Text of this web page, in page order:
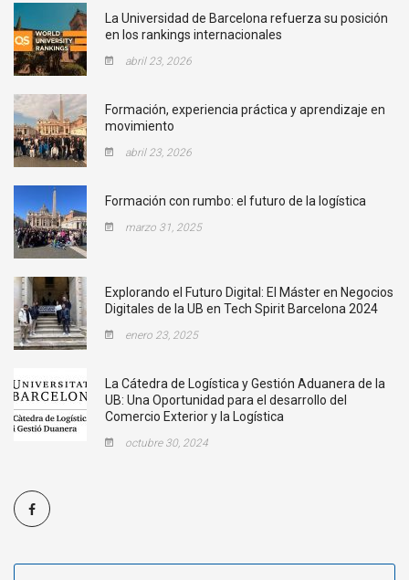
La Universidad de Barcelona refuerza su posición
en los rankings internacionales
abril 23, 2026
Formación, experiencia práctica y aprendizaje en
movimiento
abril 23, 2026
Formación con rumbo: el futuro de la logística
marzo 31, 2025
Explorando el Futuro Digital: El Máster en Negocios
Digitales de la UB en Tech Spirit Barcelona 2024
enero 23, 2025
La Cátedra de Logística y Gestión Aduanera de la
UB: Una Oportunidad para el desarrollo del
Comercio Exterior y la Logística
octubre 30, 2024